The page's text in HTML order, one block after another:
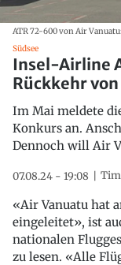
ATR 72-600 von Air
Südsee
Insel-Airline
Rückkehr
Im Mai meldete
Konkurs an.
Dennoch will Air
07.08.24 - 19:08
«Air Vanuatu hat
eingeleitet», ist
nationalen
zu lesen. «Alle